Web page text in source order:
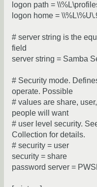
logon path =
logon home =
# server string is the
field
server string = Samba
# Security mode.
operate. Possible
# values are share,
people will want
# user level security.
Collection for details.
# security = user
security = share
password server =